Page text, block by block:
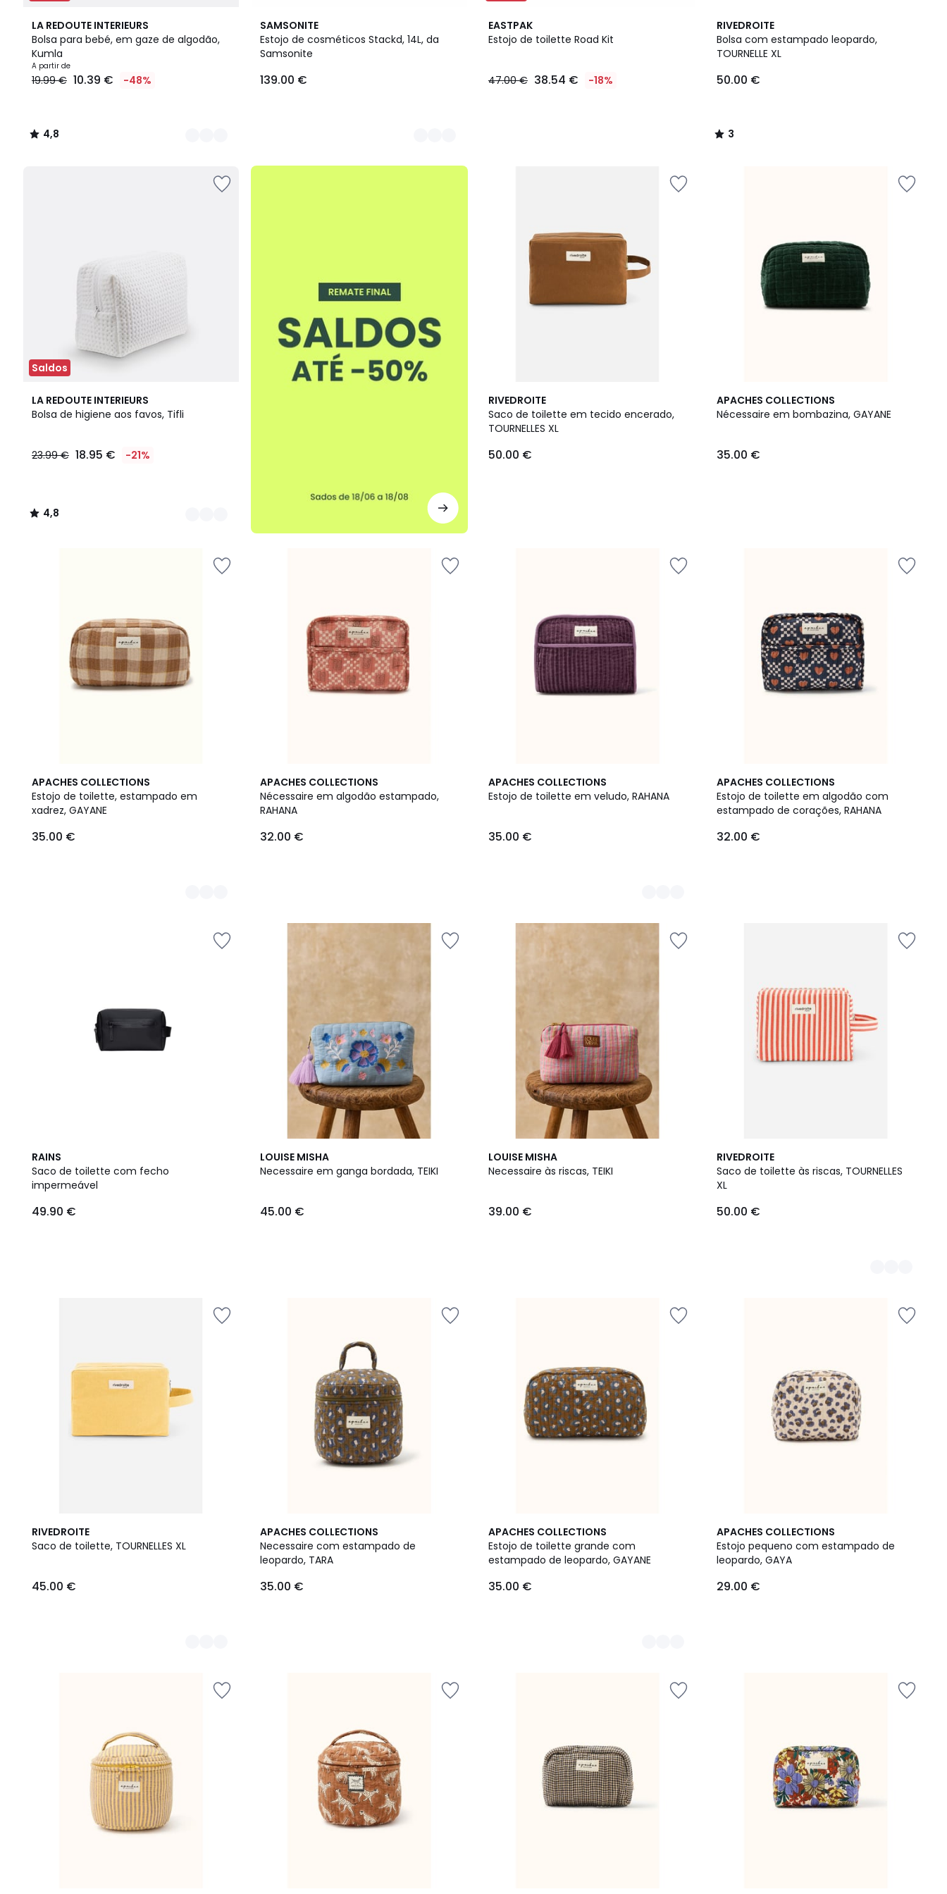
LA REDOUTE INTERIEURS
Bolsa para bebé, em gaze de algodão,
Kumla
Preço
a
€
A partir de
19.99 € 10.39 € -48%
4,8
/ 5
3
Cores
4,8
/
SAMSONITE
Estojo de cosméticos Stackd, 14L, da
Samsonite
139.00 €
3
Cores
EASTPAK
Estojo de toilette Road Kit
47.00 € 38.54 € -18%
RIVEDROITE
Bolsa com estampado leopardo,
TOURNELLE XL
50.00 €
3
/
5
3
/
Saldos
LA REDOUTE INTERIEURS
Bolsa de higiene aos favos, Tifli
23.99 € 18.95 € -21%
4,8
/ 5
2
Cores
4,8
/
até
RIVEDROITE
Saco de toilette em tecido encerado,
TOURNELLES XL
50.00 €
APACHES COLLECTIONS
Nécessaire em bombazina, GAYANE
35.00 €
APACHES COLLECTIONS
Estojo de toilette, estampado em
xadrez, GAYANE
35.00 €
2
Cores
APACHES COLLECTIONS
Nécessaire em algodão estampado,
RAHANA
32.00 €
APACHES COLLECTIONS
Estojo de toilette em veludo, RAHANA
35.00 €
2
Cores
APACHES COLLECTIONS
Estojo de toilette em algodão com
estampado de corações, RAHANA
32.00 €
RAINS
Saco de toilette com fecho
impermeável
49.90 €
LOUISE MISHA
Necessaire em ganga bordada, TEIKI
45.00 €
LOUISE MISHA
Necessaire às riscas, TEIKI
39.00 €
RIVEDROITE
Saco de toilette às riscas, TOURNELLES
XL
50.00 €
2
Cores
RIVEDROITE
Saco de toilette, TOURNELLES XL
45.00 €
2
Cores
APACHES COLLECTIONS
Necessaire com estampado de
leopardo, TARA
35.00 €
APACHES COLLECTIONS
Estojo de toilette grande com
estampado de leopardo, GAYANE
35.00 €
2
Cores
APACHES COLLECTIONS
Estojo pequeno com estampado de
leopardo, GAYA
29.00 €